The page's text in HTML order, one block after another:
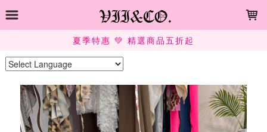
夏季特惠 💚 精選商品五折起